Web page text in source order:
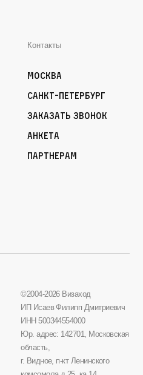
Контакты
Москва
Санкт-Петербург
Заказать звонок
Анкета
Партнерам
©2004-2026 Визаход
ИП Исаев Филипп Дмитриевич
ИНН 500344554000
Юр. адрес: 142701, Московская
область,
г. Видное, п-кт Ленинского